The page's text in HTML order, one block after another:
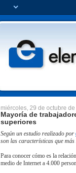
miércoles, 29 de octubre de
Mayoría de
superiores
Según un estudio realizado por
son las características que
Para conocer cómo es la
medio de Internet a 4.000